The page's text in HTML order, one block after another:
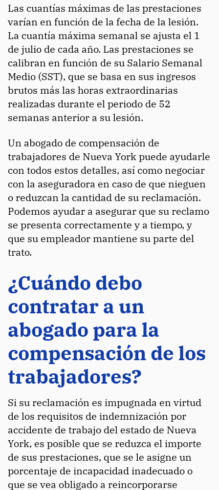
Las cuantías máximas de las prestaciones
varían en función de la fecha de la lesión.
La cuantía máxima semanal se ajusta el 1
de julio de cada año. Las prestaciones se
calibran en función de su Salario Semanal
Medio (SST), que se basa en sus ingresos
brutos más las horas extraordinarias
realizadas durante el periodo de 52
semanas anterior a su lesión.
Un abogado de compensación de
trabajadores de Nueva York puede ayudarle
con todos estos detalles, así como negociar
con la aseguradora en caso de que nieguen
o reduzcan la cantidad de su reclamación.
Podemos ayudar a asegurar que su reclamo
se presenta correctamente y a tiempo, y
que su empleador mantiene su parte del
trato.
¿Cuándo debo
contratar a un
abogado para la
compensación de los
trabajadores?
Si su reclamación es impugnada en virtud
de los requisitos de indemnización por
accidente de trabajo del estado de Nueva
York, es posible que se reduzca el importe
de sus prestaciones, que se le asigne un
porcentaje de incapacidad inadecuado o
que se vea obligado a reincorporarse